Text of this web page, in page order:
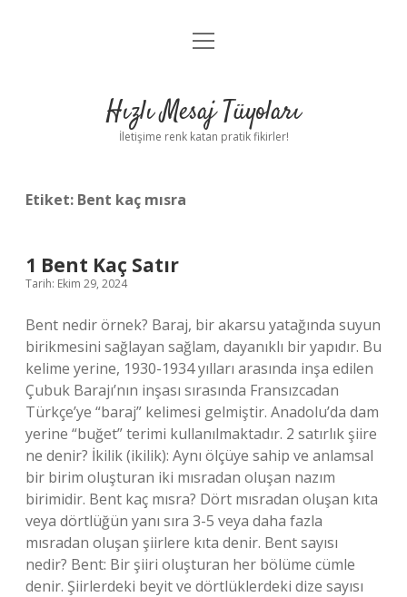
Anasayfa
Yasal Uyarı
menüyü
Hızlı Mesaj Tüyoları
İletişime renk katan pratik fikirler!
Etiket: Bent kaç mısra
1 Bent Kaç Satır
Tarih: Ekim 29, 2024
Bent nedir örnek? Baraj, bir akarsu yatağında suyun
birikmesini sağlayan sağlam, dayanıklı bir yapıdır. Bu
kelime yerine, 1930-1934 yılları arasında inşa edilen
Çubuk Barajı’nın inşası sırasında Fransızcadan
Türkçe’ye “baraj” kelimesi gelmiştir. Anadolu’da dam
yerine “buğet” terimi kullanılmaktadır. 2 satırlık şiire
ne denir? İkilik (ikilik): Aynı ölçüye sahip ve anlamsal
bir birim oluşturan iki mısradan oluşan nazım
birimidir. Bent kaç mısra? Dört mısradan oluşan kıta
veya dörtlüğün yanı sıra 3-5 veya daha fazla
mısradan oluşan şiirlere kıta denir. Bent sayısı
nedir? Bent: Bir şiiri oluşturan her bölüme cümle
denir. Şiirlerdeki beyit ve dörtlüklerdeki dize sayısı